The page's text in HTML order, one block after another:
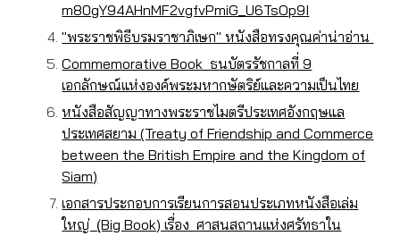
m80gY94AHnMF2vgfvPmiG_U6TsOp9I
"พระราชพิธีบรมราชาภิเษก" หนังสือทรงคุณค่าน่าอ่าน
Commemorative Book ธนบัตรรัชกาลที่ 9
เอกลักษณ์แห่งองค์พระมหากษัตริย์และความเป็นไทย
หนังสือสัญญาทางพระราชไมตรีประเทศอังกฤษแล
ประเทศสยาม (Treaty of Friendship and Commerce
between the British Empire and the Kingdom of
Siam)
เอกสารประกอบการเรียนการสอนประเภทหนังสือเล่ม
ใหญ่ (ฺBig Book) เรื่อง ศาสนสถานแห่งศรัทธาใน